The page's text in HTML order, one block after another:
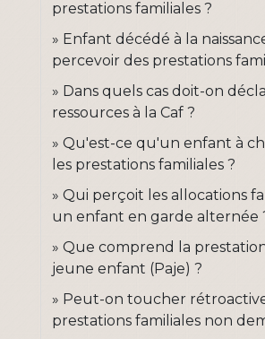
prestations familiales ?
Enfant décédé à la
percevoir des prestations
Dans quels cas doit-on
ressources à la Caf ?
Qu'est-ce qu'un enfant à
les prestations familiales ?
Qui perçoit les allocations
un enfant en garde alternée
Que comprend la
jeune enfant (Paje) ?
Peut-on toucher
prestations familiales non